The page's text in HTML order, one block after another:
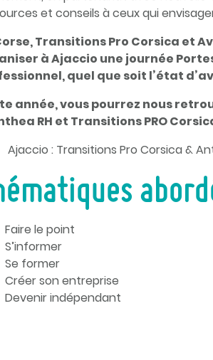
et conseils à ceux qui
Transitions Pro Corsica et
à Ajaccio une journée
quel que soit l’état
année, vous pourrez nous
RH et Transitions PRO
Ajaccio : Transitions Pro Corsica &
Faire le point
S’informer
Se former
Créer son entreprise
Devenir indépendant